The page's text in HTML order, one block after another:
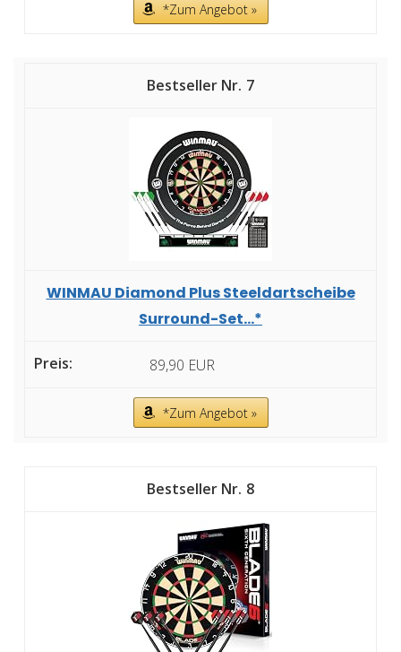
*Zum Angebot »
7
WINMAU Diamond Plus Steeldartscheibe
Surround-Set...*
89,90 EUR
*Zum Angebot »
8